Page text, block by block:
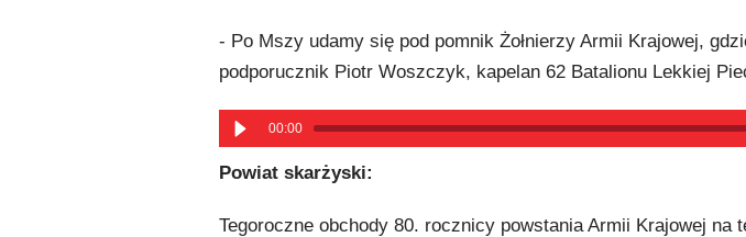
- Po Mszy udamy się pod pomnik Żołnierzy Armii Krajowej,
podporucznik Piotr Woszczyk, kapelan 62 Batalionu Lekkiej
00:00
Powiat skarżyski:
Tegoroczne obchody 80. rocznicy powstania Armii Krajowej na